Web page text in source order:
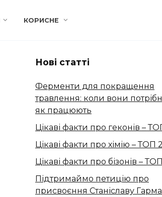
КОРИСНЕ
Нові статті
Ферменти для покращення
травлення: коли вони
як працюють
Цікаві факти про геконів –
Цікаві факти про хімію – ТОП
Цікаві факти про бізонів –
Підтримаймо петицію про
присвоєння Станіславу